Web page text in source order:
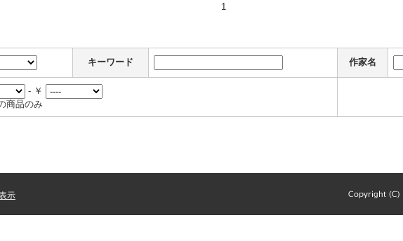
1
キーワード 作家名
- ￥
商品のみ
示